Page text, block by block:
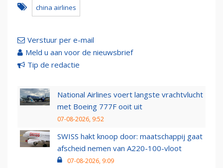
china airlines
Verstuur per e-mail
Meld u aan voor de nieuwsbrief
Tip de redactie
National Airlines voert langste vrachtvlucht
met Boeing 777F ooit uit
07-08-2026, 9:52
SWISS hakt knoop door: maatschappij gaat
afscheid nemen van A220-100-vloot
07-08-2026, 9:09